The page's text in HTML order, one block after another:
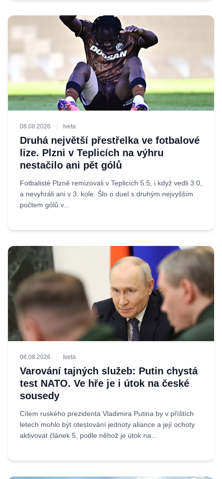
08.08.2026 Iveta
Druhá největší přestřelka ve fotbalové
lize. Plzni v Teplicích na výhru
nestačilo ani pět gólů
Fotbalisté Plzně remizovali v Teplicích 5:5, i když vedli 3:0,
a nevyhráli ani v 3. kole. Šlo o duel s druhým nejvyšším
počtem gólů v...
08.08.2026 Iveta
Varování tajných služeb: Putin chystá
test NATO. Ve hře je i útok na české
sousedy
Cílem ruského prezidenta Vladimira Putina by v příštích
letech mohlo být otestování jednoty aliance a její ochoty
aktivovat článek 5, podle něhož je útok na...